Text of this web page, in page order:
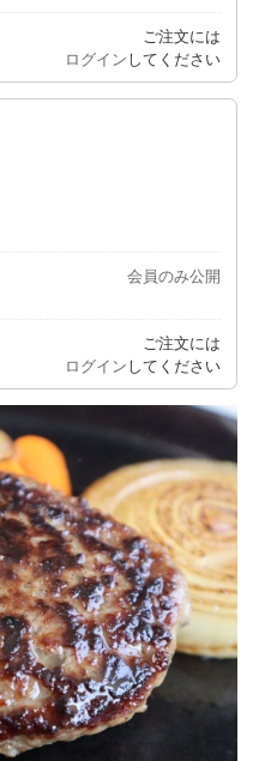
ご注文には
ログイン してください
会員のみ公開
ご注文には
ログイン してください